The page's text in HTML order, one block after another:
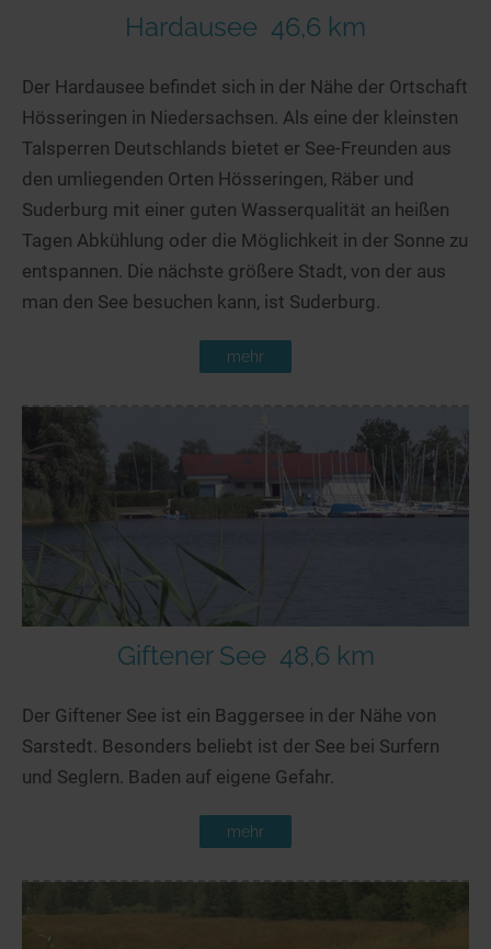
Hardausee 46,6 km
Der Hardausee befindet sich in der Nähe der Ortschaft
Hösseringen in Niedersachsen. Als eine der kleinsten
Talsperren Deutschlands bietet er See-Freunden aus
den umliegenden Orten Hösseringen, Räber und
Suderburg mit einer guten Wasserqualität an heißen
Tagen Abkühlung oder die Möglichkeit in der Sonne zu
entspannen. Die nächste größere Stadt, von der aus
man den See besuchen kann, ist Suderburg.
mehr
Giftener See 48,6 km
Der Giftener See ist ein Baggersee in der Nähe von
Sarstedt. Besonders beliebt ist der See bei Surfern
und Seglern. Baden auf eigene Gefahr.
mehr